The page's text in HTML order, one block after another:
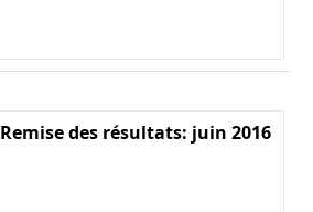
Remise des résultats: juin 2016